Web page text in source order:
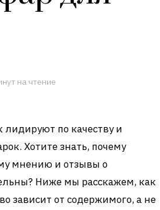
на чтение
по качеству и
Хотите знать, почему
мнению и отзывы о
Ниже мы расскажем, как
зависит от содержимого, а не